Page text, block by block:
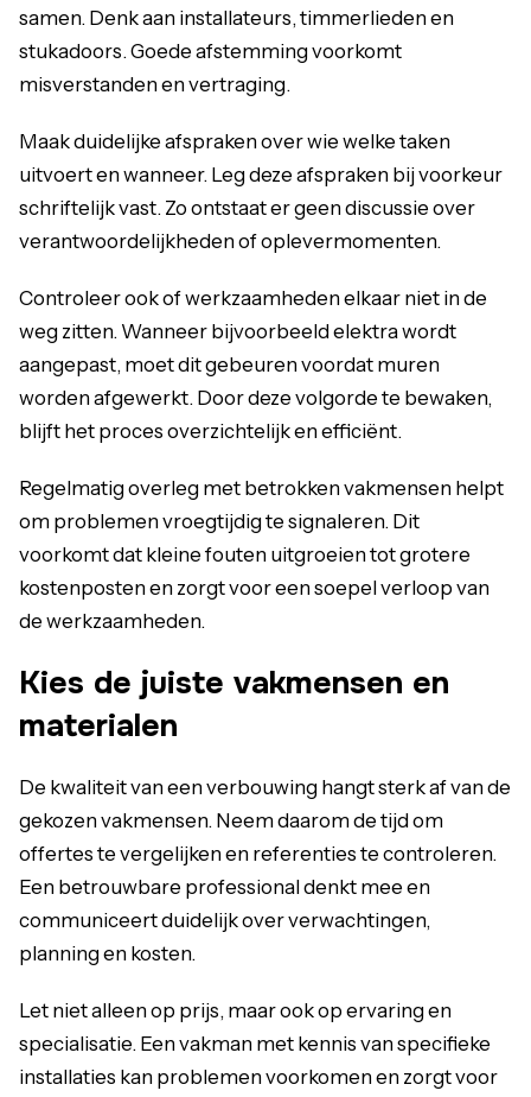
samen. Denk aan installateurs, timmerlieden en
stukadoors. Goede afstemming voorkomt
misverstanden en vertraging.
Maak duidelijke afspraken over wie welke taken
uitvoert en wanneer. Leg deze afspraken bij voorkeur
schriftelijk vast. Zo ontstaat er geen discussie over
verantwoordelijkheden of oplevermomenten.
Controleer ook of werkzaamheden elkaar niet in de
weg zitten. Wanneer bijvoorbeeld elektra wordt
aangepast, moet dit gebeuren voordat muren
worden afgewerkt. Door deze volgorde te bewaken,
blijft het proces overzichtelijk en efficiënt.
Regelmatig overleg met betrokken vakmensen helpt
om problemen vroegtijdig te signaleren. Dit
voorkomt dat kleine fouten uitgroeien tot grotere
kostenposten en zorgt voor een soepel verloop van
de werkzaamheden.
Kies de juiste vakmensen en
materialen
De kwaliteit van een verbouwing hangt sterk af van de
gekozen vakmensen. Neem daarom de tijd om
offertes te vergelijken en referenties te controleren.
Een betrouwbare professional denkt mee en
communiceert duidelijk over verwachtingen,
planning en kosten.
Let niet alleen op prijs, maar ook op ervaring en
specialisatie. Een vakman met kennis van specifieke
installaties kan problemen voorkomen en zorgt voor